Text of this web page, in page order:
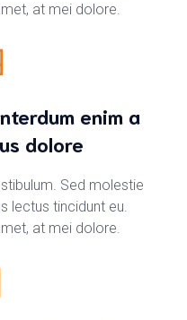
at mei dolore.
enim a
dolore
Sed molestie
lectus tincidunt eu.
at mei dolore.